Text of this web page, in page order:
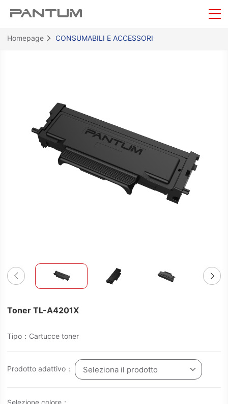
Homepage CONSUMABILI E ACCESSORI
Toner TL-A4201X
Tipo：Cartucce toner
Prodotto adattivo： Seleziona il prodotto
Selezione colore：